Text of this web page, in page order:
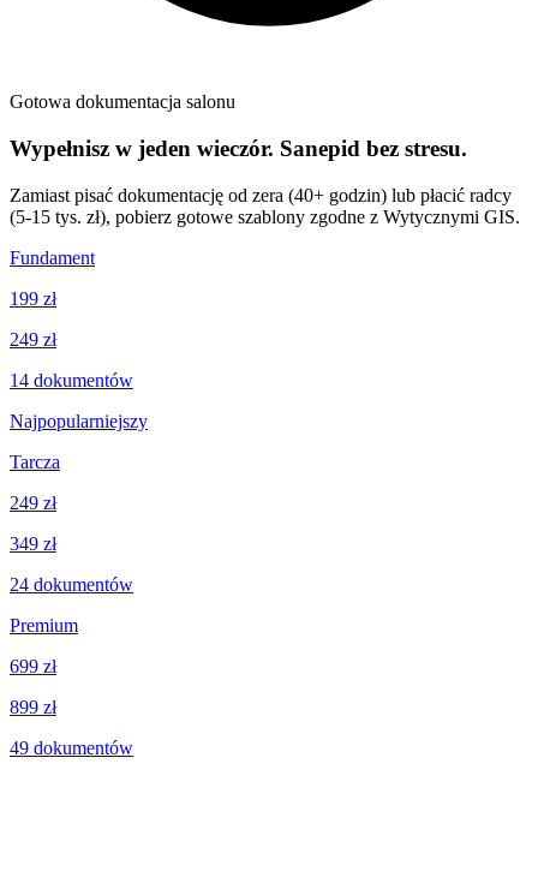
Gotowa dokumentacja salonu
Wypełnisz w jeden wieczór. Sanepid bez stresu.
Zamiast pisać dokumentację od zera (40+ godzin) lub płacić radcy
(5-15 tys. zł), pobierz gotowe szablony zgodne z Wytycznymi GIS.
Fundament
199 zł
249 zł
14 dokumentów
Najpopularniejszy
Tarcza
249 zł
349 zł
24 dokumentów
Premium
699 zł
899 zł
49 dokumentów